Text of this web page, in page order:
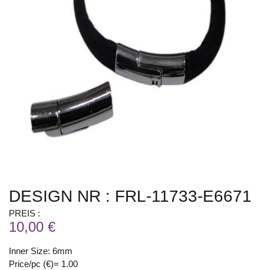
DESIGN NR : FRL-11733-E6671
PREIS :
10,00 €
Inner Size: 6mm
Price/pc (€)= 1.00